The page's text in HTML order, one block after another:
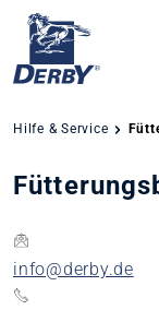
springen
Hilfe & Service
info@derby.de